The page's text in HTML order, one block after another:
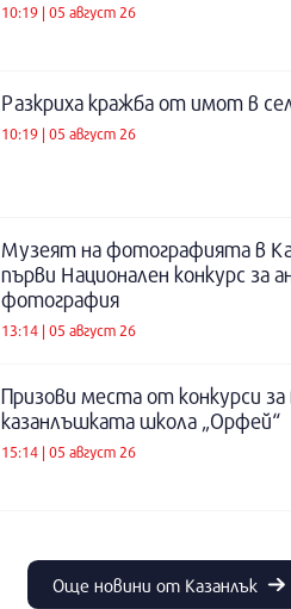
10:19 | 05 август 26
Разкриха кражба от имот в
10:19 | 05 август 26
Музеят на фотографията в
първи Национален конкурс за
фотография
13:14 | 05 август 26
Призови места от конкурси
казанлъшката школа „Орфей“
15:14 | 05 август 26
Още новини от Казанлък